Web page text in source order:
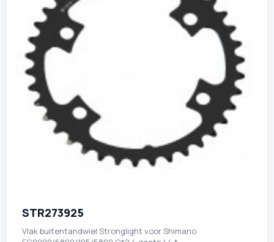
STR273925
Vlak buitentandwiel Stronglight voor Shimano